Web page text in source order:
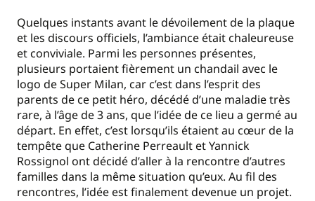
Quelques instants avant le dévoilement de la plaque
et les discours officiels, l’ambiance était chaleureuse
et conviviale. Parmi les personnes présentes,
plusieurs portaient fièrement un chandail avec le
logo de Super Milan, car c’est dans l’esprit des
parents de ce petit héro, décédé d’une maladie très
rare, à l’âge de 3 ans, que l’idée de ce lieu a germé au
départ. En effet, c’est lorsqu’ils étaient au cœur de la
tempête que Catherine Perreault et Yannick
Rossignol ont décidé d’aller à la rencontre d’autres
familles dans la même situation qu’eux. Au fil des
rencontres, l’idée est finalement devenue un projet.